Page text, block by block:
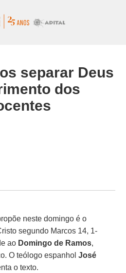
separar Deus
dos
neste domingo é o
segundo Marcos 14, 1-
ao Domingo de Ramos,
O teólogo espanholJosé
o texto.